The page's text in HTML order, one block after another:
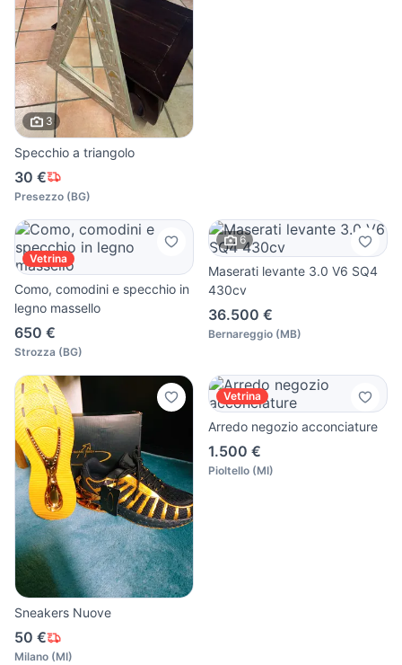
3
Specchio a triangolo
30 €
Presezzo (BG)
Vetrina
Como, comodini e specchio in
legno massello
650 €
Strozza (BG)
6
Maserati levante 3.0 V6 SQ4
430cv
36.500 €
Bernareggio (MB)
Sneakers Nuove
50 €
Milano (MI)
Vetrina
Arredo negozio acconciature
1.500 €
Pioltello (MI)